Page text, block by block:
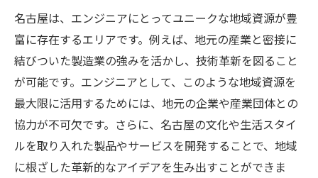
名古屋は、エンジニアにとってユニークな地域資源が豊
富に存在するエリアです。例えば、地元の産業と密接に
結びついた製造業の強みを活かし、技術革新を図ること
が可能です。エンジニアとして、このような地域資源を
最大限に活用するためには、地元の企業や産業団体との
協力が不可欠です。さらに、名古屋の文化や生活スタイ
ルを取り入れた製品やサービスを開発することで、地域
に根ざした革新的なアイデアを生み出すことができま